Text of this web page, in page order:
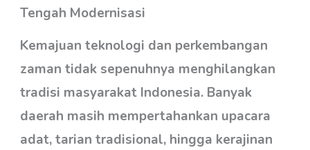
Tengah Modernisasi
Kemajuan teknologi dan perkembangan
zaman tidak sepenuhnya menghilangkan
tradisi masyarakat Indonesia. Banyak
daerah masih mempertahankan upacara
adat, tarian tradisional, hingga kerajinan